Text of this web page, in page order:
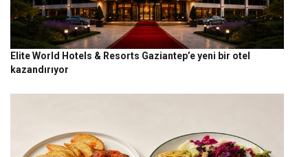
Elite World Hotels & Resorts Gaziantep’e yeni bir otel
kazandırıyor